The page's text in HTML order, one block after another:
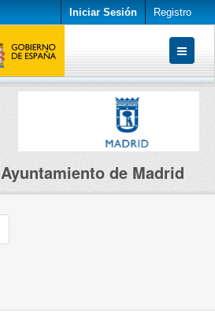
Iniciar Sesión Registro
Ayuntamiento de Madrid